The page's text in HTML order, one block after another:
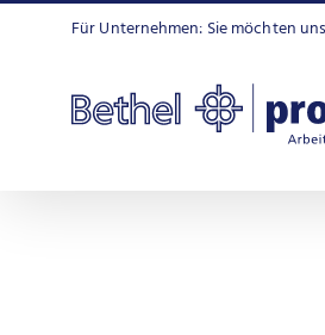
Zum
Für Unternehmen: Sie möchten